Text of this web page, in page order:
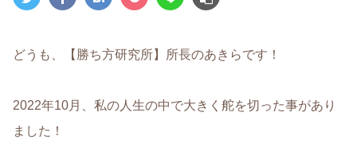
どうも、【勝ち方研究所】所長のあきらです！
2022年10月、私の人生の中で大きく舵を切った事があり
ました！